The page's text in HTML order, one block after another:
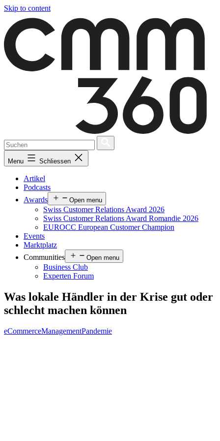
Skip to content
Menu Schliessen
Artikel
Podcasts
Awards
Open menu
Swiss Customer Relations Award 2026
Swiss Customer Relations Award Romandie 2026
EUROCC European Customer Champion
Events
Marktplatz
Communities
Open menu
Business Club
Experten Forum
Was lokale Händler in der Krise gut oder
schlecht machen können
eCommerceManagementPandemie